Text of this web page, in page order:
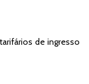
de ingresso